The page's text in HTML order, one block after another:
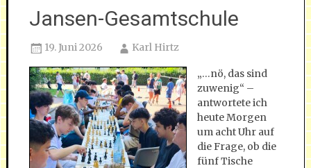
Jansen-Gesamtschule
19. Juni 2026 Karl Hirtz
„…nö, das sind
zuwenig“ –
antwortete ich
heute Morgen
um acht Uhr auf
die Frage, ob die
fünf Tische